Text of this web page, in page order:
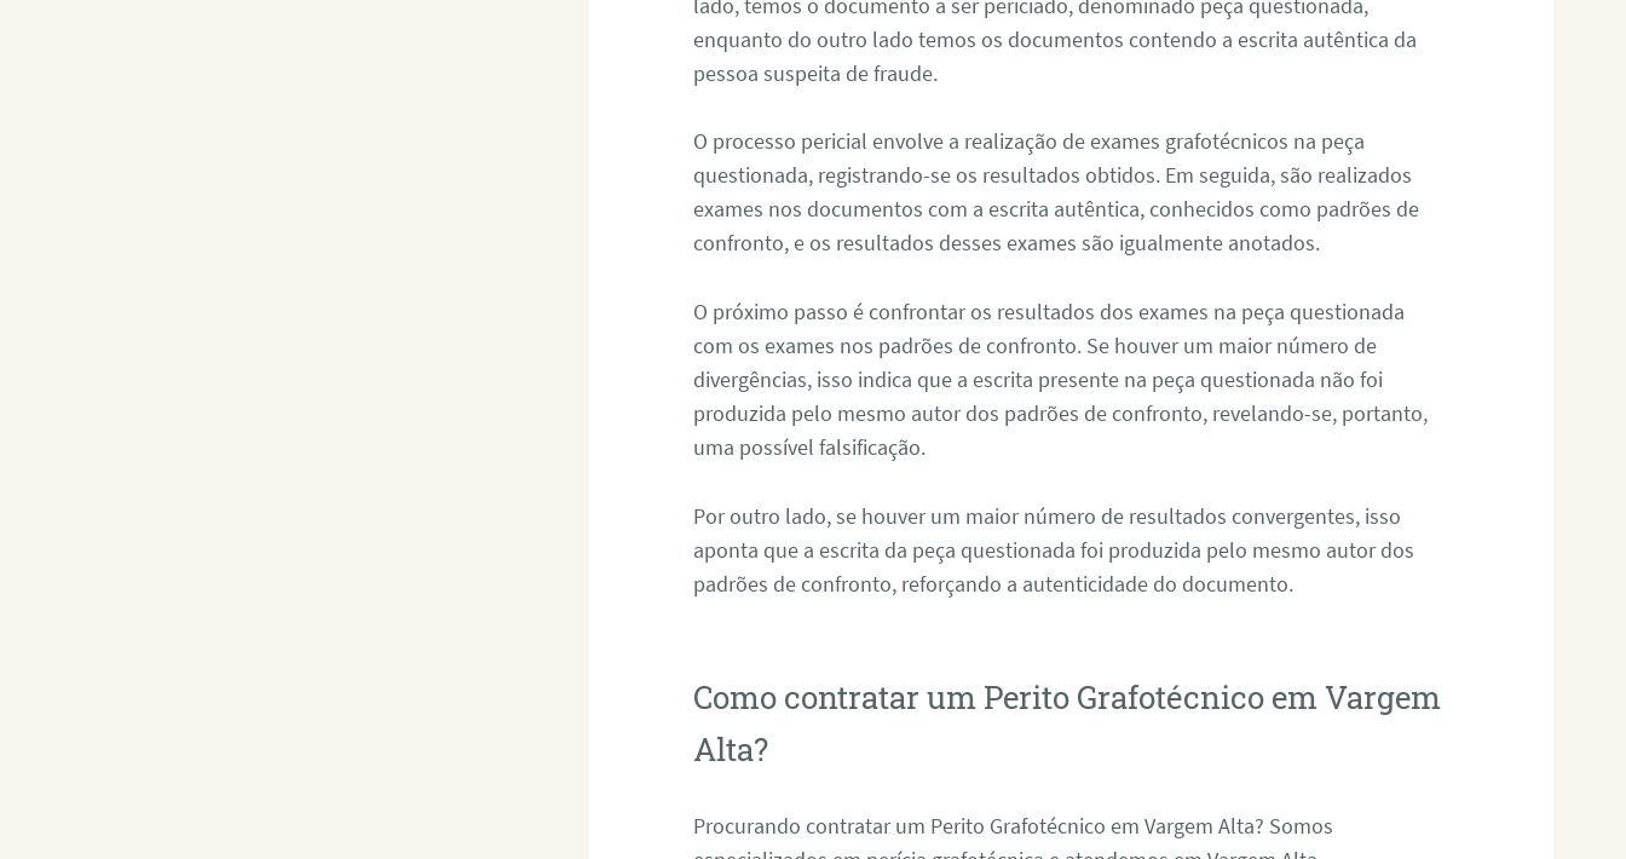
enquanto do outro lado temos os documentos contendo a escrita autêntica da
pessoa suspeita de fraude.
O processo pericial envolve a realização de exames grafotécnicos na peça
questionada, registrando-se os resultados obtidos. Em seguida, são realizados
exames nos documentos com a escrita autêntica, conhecidos como padrões de
confronto, e os resultados desses exames são igualmente anotados.
O próximo passo é confrontar os resultados dos exames na peça questionada
com os exames nos padrões de confronto. Se houver um maior número de
divergências, isso indica que a escrita presente na peça questionada não foi
produzida pelo mesmo autor dos padrões de confronto, revelando-se, portanto,
uma possível falsificação.
Por outro lado, se houver um maior número de resultados convergentes, isso
aponta que a escrita da peça questionada foi produzida pelo mesmo autor dos
padrões de confronto, reforçando a autenticidade do documento.
Como contratar um Perito Grafotécnico em Vargem
Alta?
Procurando contratar um Perito Grafotécnico em Vargem Alta? Somos